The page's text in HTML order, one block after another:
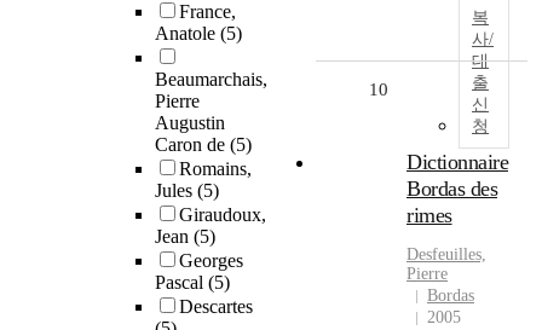
France,
Anatole (5)
Beaumarchais,
Pierre
Augustin
Caron de (5)
Romains,
Jules (5)
Giraudoux,
Jean (5)
Georges
Pascal (5)
Descartes
복
사/
대
출
신
청
10
Dictionnaire
Bordas des
rimes
Desfeuilles,
Pierre
Bordas
2005